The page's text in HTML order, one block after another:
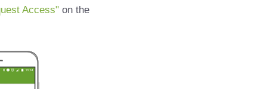
Access" on the